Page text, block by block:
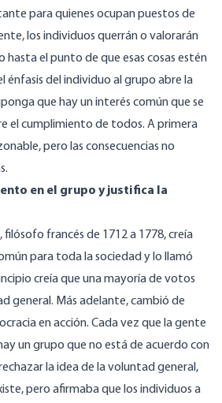
para quienes ocupan puestos de
los individuos querrán o valorarán
hasta el punto de que esas cosas estén
énfasis del individuo al grupo abre la
que hay un interés común que se
el cumplimiento de todos. A primera
pero las consecuencias no
en el grupo y justifica la
filósofo francés de 1712 a 1778, creía
para toda la sociedad y lo llamó
creía que una mayoría de votos
general. Más adelante, cambió de
en acción. Cada vez que la gente
un grupo que no está de acuerdo con
la idea de la voluntad general,
pero afirmaba que los individuos a